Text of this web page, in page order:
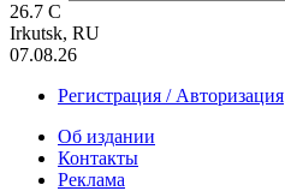
26.7 C
Irkutsk, RU
07.08.26
Регистрация / Авторизация
Об издании
Контакты
Реклама